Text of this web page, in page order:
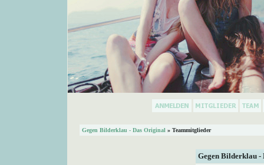
Gegen Bilderklau - Das Original » Teammitglieder
Gegen Bilderklau